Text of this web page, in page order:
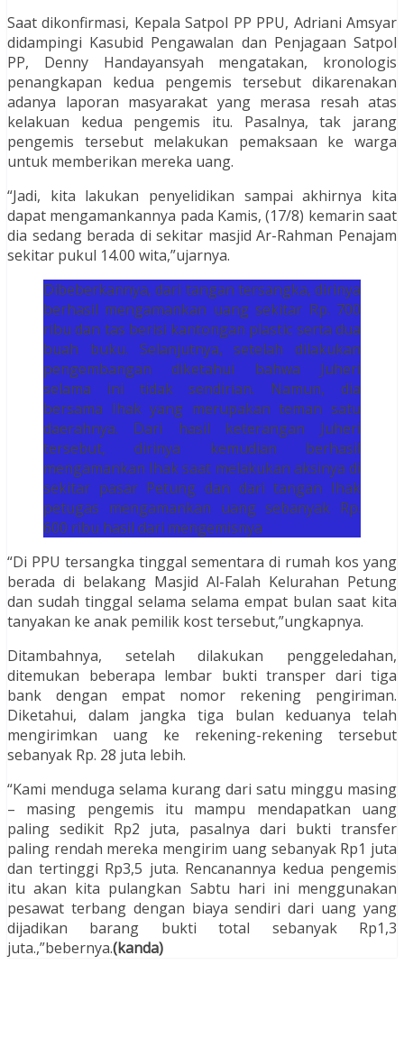
Saat dikonfirmasi, Kepala Satpol PP PPU, Adriani Amsyar
didampingi Kasubid Pengawalan dan Penjagaan Satpol
PP, Denny Handayansyah mengatakan, kronologis
penangkapan kedua pengemis tersebut dikarenakan
adanya laporan masyarakat yang merasa resah atas
kelakuan kedua pengemis itu. Pasalnya, tak jarang
pengemis tersebut melakukan pemaksaan ke warga
untuk memberikan mereka uang.
“Jadi, kita lakukan penyelidikan sampai akhirnya kita
dapat mengamankannya pada Kamis, (17/8) kemarin saat
dia sedang berada di sekitar masjid Ar-Rahman Penajam
sekitar pukul 14.00 wita,”ujarnya.
Dibeberkannya, dari tangan tersangka, dirinya
berhasil mengamankan uang sekitar Rp. 700
ribu dan tas berisi kantongan plastic serta dua
buah buku. Selanjutnya, setelah dilakukan
pengembangan diketahui bahwa Juheri
selama ini tidak sendirian. Namun, dia
bersama Ihak yang merupakan teman satu
daerahnya. Dari hasil keterangan Juheri
tersebut, dirinya kemudian berhasil
mengamankan Ihak saat melakukan aksinya di
sekitar pasar Petung dan dari tangan Ihak
petugas mengamankan uang sebanyak Rp.
600 ribu hasil dari mengemisnya
“Di PPU tersangka tinggal sementara di rumah kos yang
berada di belakang Masjid Al-Falah Kelurahan Petung
dan sudah tinggal selama selama empat bulan saat kita
tanyakan ke anak pemilik kost tersebut,”ungkapnya.
Ditambahnya, setelah dilakukan penggeledahan,
ditemukan beberapa lembar bukti transper dari tiga
bank dengan empat nomor rekening pengiriman.
Diketahui, dalam jangka tiga bulan keduanya telah
mengirimkan uang ke rekening-rekening tersebut
sebanyak Rp. 28 juta lebih.
“Kami menduga selama kurang dari satu minggu masing
– masing pengemis itu mampu mendapatkan uang
paling sedikit Rp2 juta, pasalnya dari bukti transfer
paling rendah mereka mengirim uang sebanyak Rp1 juta
dan tertinggi Rp3,5 juta. Rencanannya kedua pengemis
itu akan kita pulangkan Sabtu hari ini menggunakan
pesawat terbang dengan biaya sendiri dari uang yang
dijadikan barang bukti total sebanyak Rp1,3
juta.,”bebernya.(kanda)